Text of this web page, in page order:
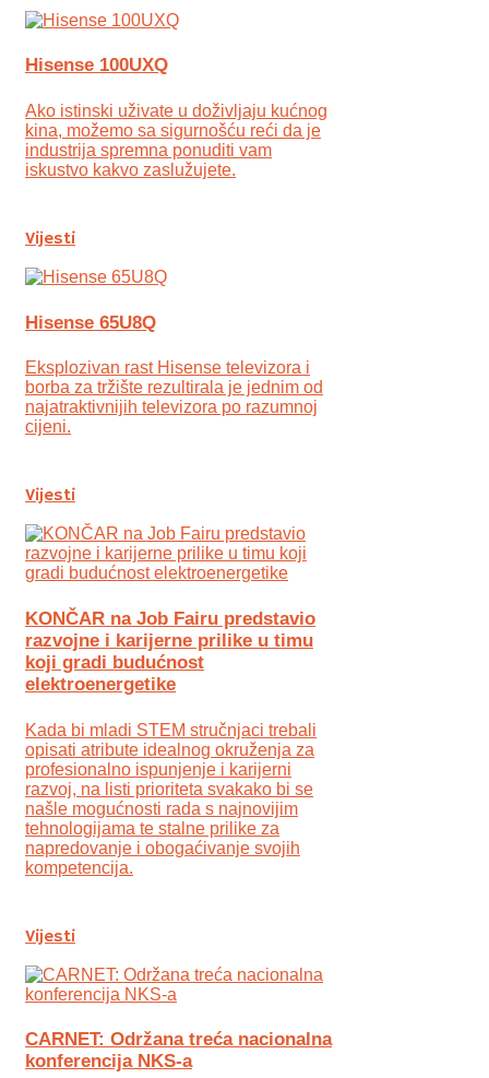
Hisense 100UXQ
Ako istinski uživate u doživljaju kućnog
kina, možemo sa sigurnošću reći da je
industrija spremna ponuditi vam
iskustvo kakvo zaslužujete.
Vijesti
Hisense 65U8Q
Eksplozivan rast Hisense televizora i
borba za tržište rezultirala je jednim od
najatraktivnijih televizora po razumnoj
cijeni.
Vijesti
KONČAR na Job Fairu predstavio
razvojne i karijerne prilike u timu
koji gradi budućnost
elektroenergetike
Kada bi mladi STEM stručnjaci trebali
opisati atribute idealnog okruženja za
profesionalno ispunjenje i karijerni
razvoj, na listi prioriteta svakako bi se
našle mogućnosti rada s najnovijim
tehnologijama te stalne prilike za
napredovanje i obogaćivanje svojih
kompetencija.
Vijesti
CARNET: Održana treća nacionalna
konferencija NKS-a